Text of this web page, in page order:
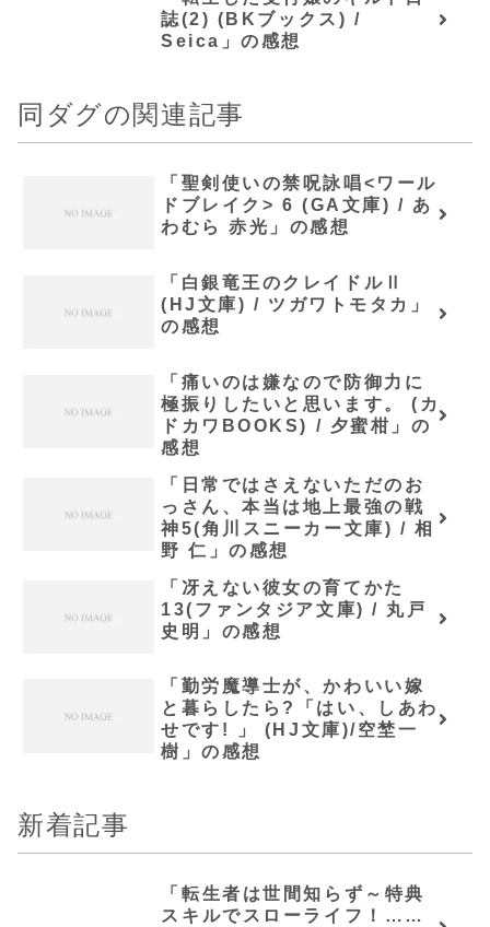
誌(2) (BKブックス) /
Seica」の感想
同ダグの関連記事
「聖剣使いの禁呪詠唱<ワール
ドブレイク> 6 (GA文庫) / あ
わむら 赤光」の感想
「白銀竜王のクレイドルⅡ
(HJ文庫) / ツガワトモタカ」
の感想
「痛いのは嫌なので防御力に
極振りしたいと思います。 (カ
ドカワBOOKS) / 夕蜜柑」の
感想
「日常ではさえないただのお
っさん、本当は地上最強の戦
神5(角川スニーカー文庫) / 相
野 仁」の感想
「冴えない彼女の育てかた
13(ファンタジア文庫) / 丸戸
史明」の感想
「勤労魔導士が、かわいい嫁
と暮らしたら?「はい、しあわ
せです! 」 (HJ文庫)/空埜一
樹」の感想
新着記事
「転生者は世間知らず～特典
スキルでスローライフ！……